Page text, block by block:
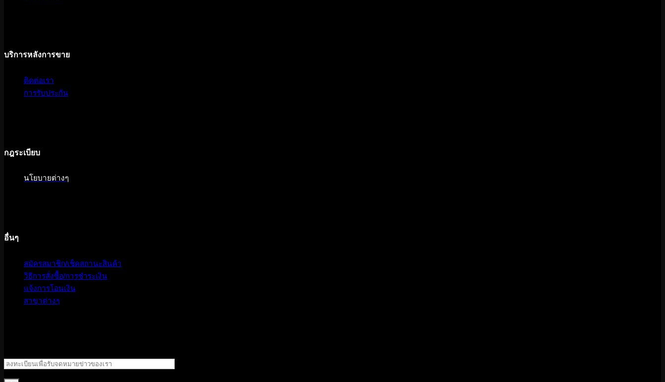
บริการหลังการขาย
ติดต่อเรา
การรับประกัน
กฎระเบียบ
นโยบายต่างๆ
อื่นๆ
สมัครสมาชิก/เช็คสถานะสินค้า
วิธีการสั่งซื้อ/การชำระเงิน
แจ้งการโอนเงิน
สาขาต่างๆ